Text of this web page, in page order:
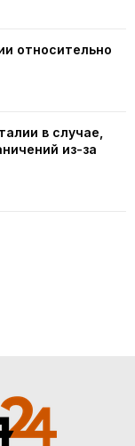
относительно
в случае,
из-за